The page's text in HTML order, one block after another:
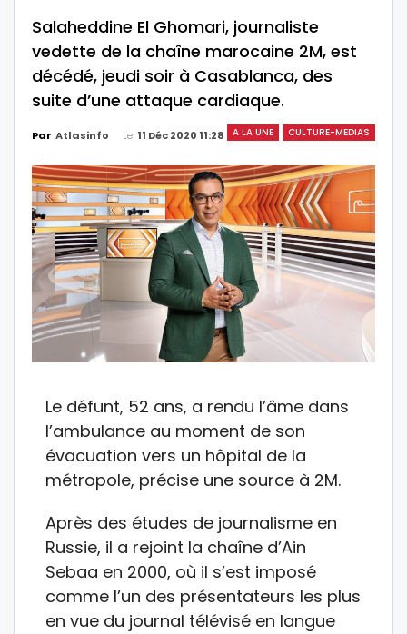
Salaheddine El Ghomari, journaliste
vedette de la chaîne marocaine 2M, est
décédé, jeudi soir à Casablanca, des
suite d’une attaque cardiaque.
A LA UNE CULTURE-MEDIAS
Par Atlasinfo Le 11 Déc 2020 11:28
Le défunt, 52 ans, a rendu l’âme dans
l’ambulance au moment de son
évacuation vers un hôpital de la
métropole, précise une source à 2M.
Après des études de journalisme en
Russie, il a rejoint la chaîne d’Ain
Sebaa en 2000, où il s’est imposé
comme l’un des présentateurs les plus
en vue du journal télévisé en langue